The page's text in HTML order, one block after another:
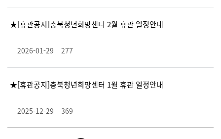
★[휴관공지]충북청년희망센터 2월 휴관 일정안내
2026-01-29 277
★[휴관공지]충북청년희망센터 1월 휴관 일정안내
2025-12-29 369